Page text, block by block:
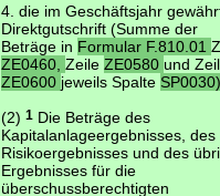
4. die im Geschäftsjahr
Direktgutschrift (Summe der
Beträge in Formular F.810.01
ZE0460,ZeileZE0580und
ZE0600 jeweils Spalte
(2)1 Die Beträge des
Kapitalanlageergebnisses, des
Risikoergebnisses und des
Ergebnisses für die
überschussberechtigten